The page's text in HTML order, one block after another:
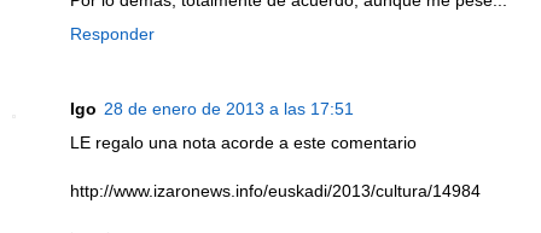
Responder
Igo 28 de enero de 2013 a las 17:51
LE regalo una nota acorde a este comentario
http://www.izaronews.info/euskadi/2013/cultura/14984